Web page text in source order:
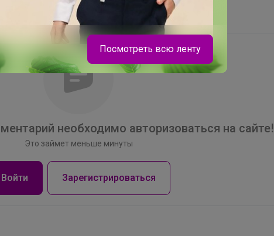
необходимо авторизоваться на сайте!
Это займет меньше минуты
Войти Зарегистрироваться
коллекция от НоаТекс — это
качество за доступные цены. От 503
Посмотреть всю ленту